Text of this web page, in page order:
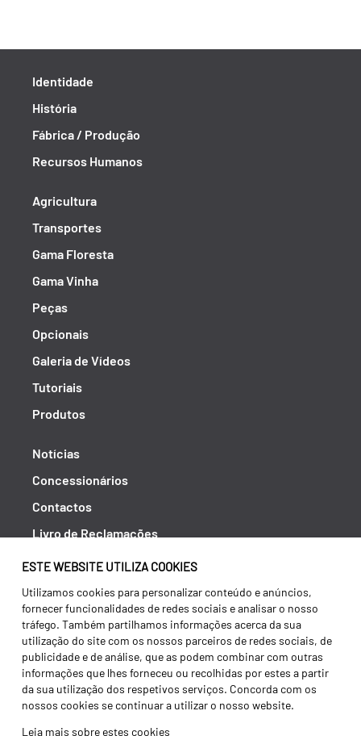
ESTE WEBSITE UTILIZA COOKIES
Utilizamos cookies para personalizar conteúdo e anúncios,
fornecer funcionalidades de redes sociais e analisar o nosso
tráfego. Também partilhamos informações acerca da sua
utilização do site com os nossos parceiros de redes sociais, de
publicidade e de análise, que as podem combinar com outras
informações que lhes forneceu ou recolhidas por estes a partir
da sua utilização dos respetivos serviços. Concorda com os
nossos cookies se continuar a utilizar o nosso website.
Leia mais sobre estes cookies
Identidade
História
Fábrica / Produção
Recursos Humanos
Agricultura
Transportes
Gama Floresta
Gama Vinha
Peças
Opcionais
Galeria de Vídeos
Tutoriais
Produtos
Notícias
Concessionários
Contactos
Livro de Reclamações
Política de Privacidade
Canal de Denúncias (RGPC)
Termos e condições